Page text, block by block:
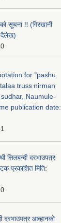
सूचना !! (गिरखानी
दैलेख)
for "pashu
truss nirman
Naumule-
publication date:
सिलबन्दी दरभाउपत्र
प्रकाशित मिति:
दरभाउपत्र आव्हानको